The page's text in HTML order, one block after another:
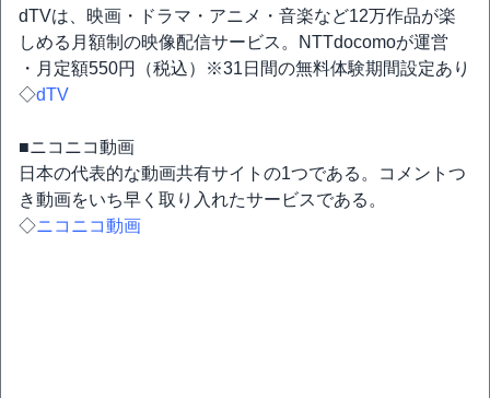
dTVは、映画・ドラマ・アニメ・音楽など12万作品が楽
しめる月額制の映像配信サービス。NTTdocomoが運営
・月定額550円（税込）※31日間の無料体験期間設定あり
◇dTV
■ニコニコ動画
日本の代表的な動画共有サイトの1つである。コメントつ
き動画をいち早く取り入れたサービスである。
◇ニコニコ動画